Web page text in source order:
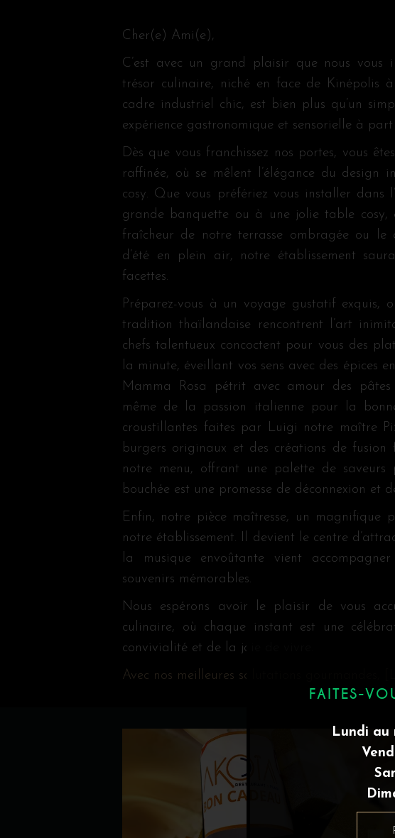
Cher(e) Ami(e),
C’est avec un grand plaisir que nous vous
trésor culinaire, niché en face de Kinépolis
cadre industriel chic, est bien plus qu’un
expérience gastronomique et sensorielle à part
Dès que vous franchissez nos portes, vous
raffinée, où se mêlent l’élégance du design
cosy. Que vous préfériez vous installer dans
grande banquette ou à une jolie table
fraîcheur de notre terrasse ombragée ou le
d’été en plein air, notre établissement
facettes.
Préparez-vous à un voyage gustatif exquis,
tradition thaïlandaise rencontrent l’art
chefs talentueux concoctent pour vous des
la minute, éveillant vos sens avec des épices
Mamma Rosa pétrit avec amour des
même de la passion italienne pour la
croustillantes faites par Luigi notre maître
burgers originaux et des créations de fusion
notre menu, offrant une palette de
bouchée est une promesse de déconnexion et
Enfin, notre pièce maîtresse, un
notre établissement. Il devient le centre
la musique envoûtante vient
souvenirs mémorables.
Nous espérons avoir le plaisir de vous
culinaire, où chaque instant est une
convivialité et de la joie de vivre.
Avec nos meilleures salutations gourmandes,
FAITES-
Lundi au